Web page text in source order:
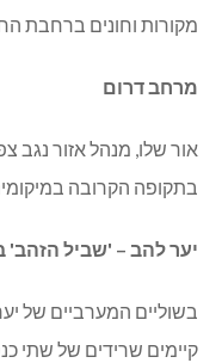
מקורות וחונים ברחבת
מרחב דרום
אור שלו, מנהל אזור נגב
בתקופה הקרובה
יער להב – 'שביל הזהב'
בשוליים המערביים של
קיימים שרידים של שתי